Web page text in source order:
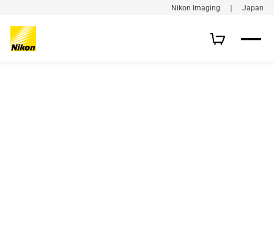
Nikon Imaging ｜ Japan